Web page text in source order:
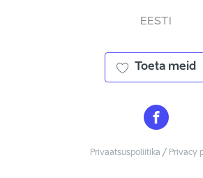
EESTI
Toeta meid
Privaatsuspoliitika / Privacy